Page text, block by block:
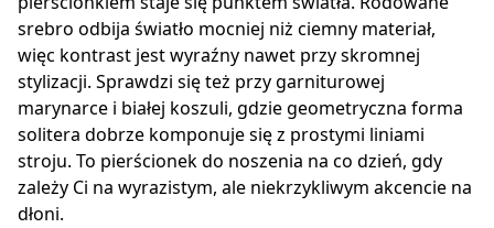
srebro odbija światło mocniej niż ciemny materiał,
więc kontrast jest wyraźny nawet przy skromnej
stylizacji. Sprawdzi się też przy garniturowej
marynarce i białej koszuli, gdzie geometryczna forma
solitera dobrze komponuje się z prostymi liniami
stroju. To pierścionek do noszenia na co dzień, gdy
zależy Ci na wyrazistym, ale niekrzykliwym akcencie na
dłoni.